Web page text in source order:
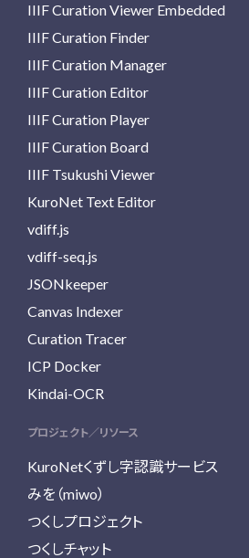
IIIF Curation Viewer Embedded
IIIF Curation Finder
IIIF Curation Manager
IIIF Curation Editor
IIIF Curation Player
IIIF Curation Board
IIIF Tsukushi Viewer
KuroNet Text Editor
vdiff.js
vdiff-seq.js
JSONkeeper
Canvas Indexer
Curation Tracer
ICP Docker
Kindai-OCR
プロジェクト／リソース
KuroNetくずし字認識サービス
みを（miwo）
つくしプロジェクト
つくしチャット